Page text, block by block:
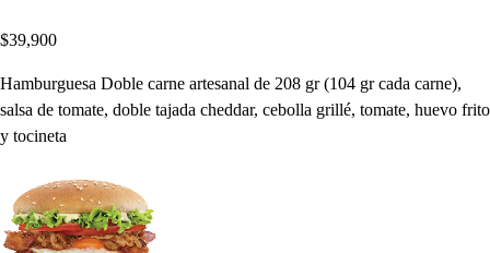
$39,900
Hamburguesa Doble carne artesanal de 208 gr (104 gr cada carne),
salsa de tomate, doble tajada cheddar, cebolla grillé, tomate, huevo frito
y tocineta